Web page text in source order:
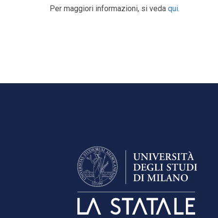
Per maggiori informazioni, si veda qui.